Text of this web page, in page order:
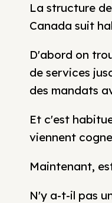
La structure
Canada suit
D'abord on
de services
des mandats
Et c'est
viennent
Maintenant,
N'y a-t-il pas